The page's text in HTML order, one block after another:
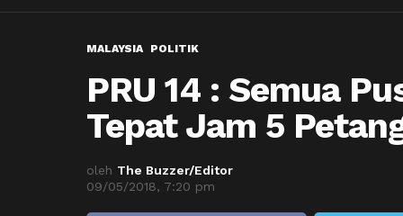
MALAYSIA POLITIK
PRU 14 : Semua
Tepat Jam 5
oleh The Buzzer/Editor
09/05/2018, 7:20 pm